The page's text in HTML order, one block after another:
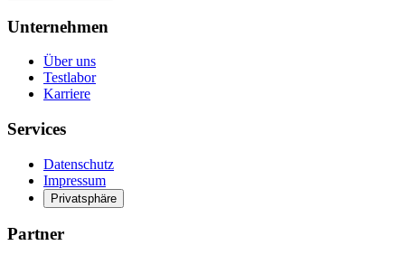
Unternehmen
Über uns
Testlabor
Karriere
Services
Datenschutz
Impressum
Privatsphäre
Partner